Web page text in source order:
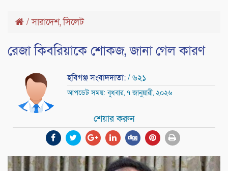
/সারাদেশ,সিলেট
রেজা কিবরিয়াকে শোকজ, জানা গেল কারণ
হবিগঞ্জ সংবাদদাতা:/ ৬২১
আপডেট সময়: বুধবার, ৭ জানুয়ারী, ২০২৬
শেয়ার করুন